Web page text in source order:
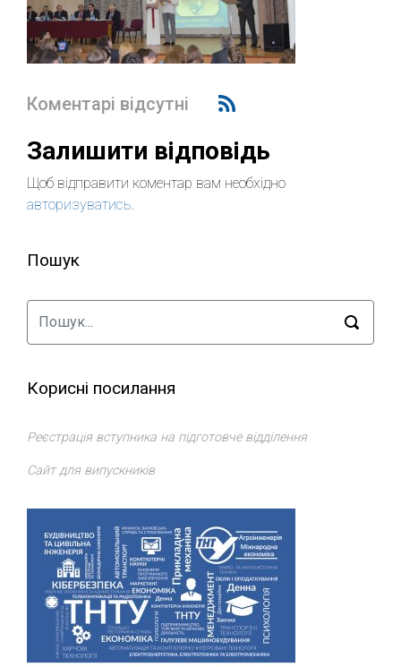
Коментарі відсутні
Залишити відповідь
Щоб відправити коментар вам необхідно
авторизуватись.
Пошук
Корисні посилання
Реєстрація вступника на підготовче відділення
Сайт для випускників